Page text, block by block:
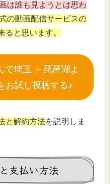
は誰も見ようとは思わ
の動画配信サービスの
ると思います。
で埼玉 ～琵琶湖よ
お試し視聴する♪
と解約方法を説明しま
支払い方法